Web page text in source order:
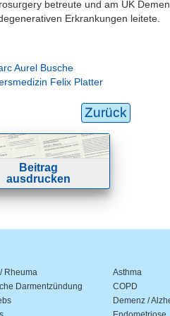
betreute und am UK
Erkrankungen leitete.
Aurel Busche
Felix Platter
Zurück
Beitrag
ausdrucken
Rheuma
Asthma
Darmentzündung
COPD
Demenz /